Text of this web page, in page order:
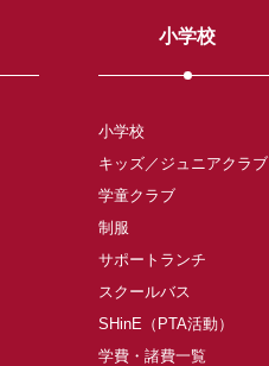
小学校
小学校
キッズ／ジュニアクラブ
学童クラブ
制服
サポートランチ
スクールバス
SHinE（PTA活動）
学費・諸費一覧